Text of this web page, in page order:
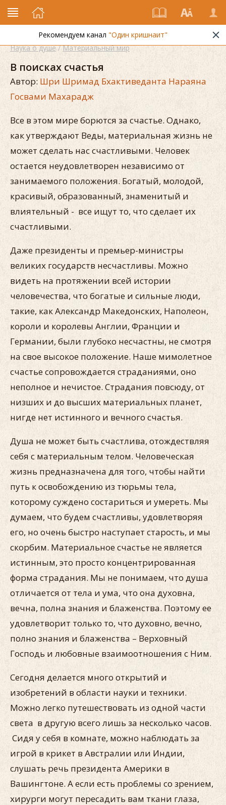
Рекомендуем канал "Один кришнаит"
Наука о душе/Материальный мир
В поисках счастья
Автор: Шри Шримад Бхактиведанта Нараяна
Госвами Махарадж
Все в этом мире борются за счастье. Однако,
как утверждают Веды, материальная жизнь не
может сделать нас счастливыми. Человек
остается неудовлетворен независимо от
занимаемого положения. Богатый, молодой,
красивый, образованный, знаменитый и
влиятельный - все ищут то, что сделает их
счастливыми.
Даже президенты и премьер-министры
великих государств несчастливы. Можно
видеть на протяжении всей истории
человечества, что богатые и сильные люди,
такие, как Александр Македонских, Наполеон,
короли и королевы Англии, Франции и
Германии, были глубоко несчастны, не смотря
на свое высокое положение. Наше мимолетное
счастье сопровождается страданиями, оно
неполное и нечистое. Страдания повсюду, от
низших и до высших материальных планет,
нигде нет истинного и вечного счастья.
Душа не может быть счастлива, отождествляя
себя с материальным телом. Человеческая
жизнь предназначена для того, чтобы найти
путь к освобождению из тюрьмы тела,
которому суждено состариться и умереть. Мы
думаем, что будем счастливы, удовлетворяя
его, но очень быстро наступает старость, и мы
скорбим. Материальное счастье не является
истинным, это просто концентрированная
форма страдания. Мы не понимаем, что душа
отличается от тела и ума, что она духовна,
вечна, полна знания и блаженства. Поэтому ее
удовлетворит только то, что духовно, вечно,
полно знания и блаженства – Верховный
Господь и любовные взаимоотношения с Ним.
Сегодня делается много открытий и
изобретений в области науки и техники.
Можно легко путешествовать из одной части
света в другую всего лишь за несколько часов.
Сидя у себя в комнате, можно наблюдать за
игрой в крикет в Австралии или Индии,
слушать речь президента Америки в
Вашингтоне. А если есть проблемы со зрением,
хирурги могут пересадить вам ткани глаза,